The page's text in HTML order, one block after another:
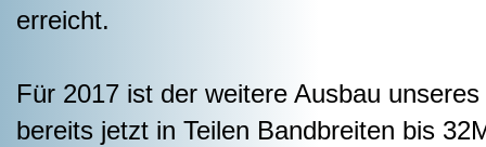
erreicht.
Für 2017 ist der weitere Ausbau
bereits jetzt in Teilen Bandbreiten bis